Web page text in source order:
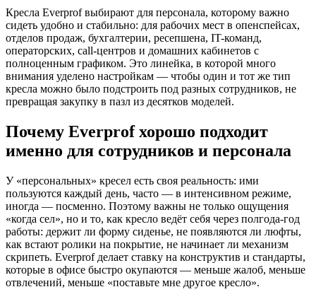
Кресла Everprof выбирают для персонала, которому важно
сидеть удобно и стабильно: для рабочих мест в опенспейсах,
отделов продаж, бухгалтерии, ресепшена, IT-команд,
операторских, call-центров и домашних кабинетов с
полноценным графиком. Это линейка, в которой много
внимания уделено настройкам — чтобы один и тот же тип
кресла можно было подстроить под разных сотрудников, не
превращая закупку в пазл из десятков моделей.
Почему Everprof хорошо подходит
именно для сотрудников и персонала
У «персональных» кресел есть своя реальность: ими
пользуются каждый день, часто — в интенсивном режиме,
иногда — посменно. Поэтому важны не только ощущения
«когда сел», но и то, как кресло ведёт себя через полгода-год
работы: держит ли форму сиденье, не появляются ли люфты,
как встают ролики на покрытие, не начинает ли механизм
скрипеть. Everprof делает ставку на конструктив и стандарты,
которые в офисе быстро окупаются — меньше жалоб, меньше
отвлечений, меньше «поставьте мне другое кресло».